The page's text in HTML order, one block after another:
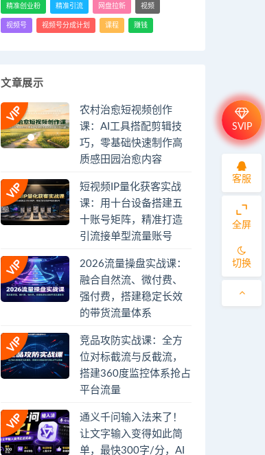
精准创业粉 精准引流 网盘拉新 视频
视频号 视频号分成计划 课程 赚钱
文章展示
农村治愈短视频创作
课：AI工具搭配剪辑技
巧，零基础快速制作高
质感田园治愈内容
短视频IP量化获客实战
课：用十台设备搭建五
十账号矩阵，精准打造
引流接单型流量账号
2026流量操盘实战课：
融合自然流、微付费、
强付费，搭建稳定长效
的带货流量体系
竞品攻防实战课：全方
位对标截流与反截流，
搭建360度监控体系抢占
平台流量
通义千问输入法来了！
让文字输入变得如此简
单，最快300字/分，AI
SVIP
客服
全屏
切换